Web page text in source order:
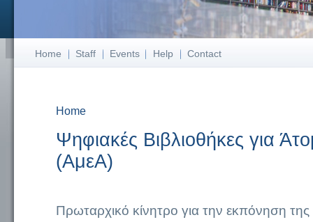
Home Staff Events Help Contact
Home
Ψηφιακές Βιβλιοθήκες για
(ΑμεΑ)
Πρωταρχικό κίνητρο για την εκπόνηση της